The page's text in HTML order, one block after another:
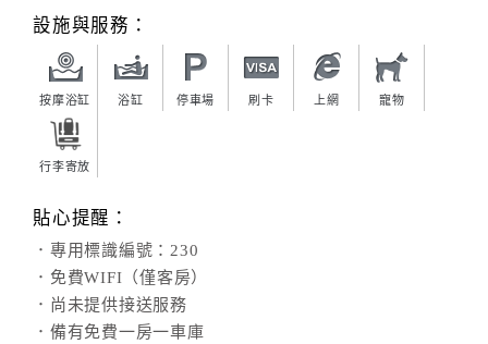
設施與服務：
按摩浴缸 浴缸 停車場 刷卡 上網 寵物
行李寄放
貼心提醒：
．專用標識編號：230
．免費WIFI（僅客房）
．尚未提供接送服務
．備有免費一房一車庫